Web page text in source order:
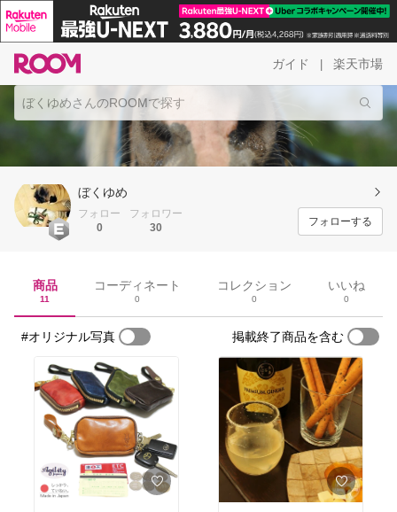
ガイド 楽天市場
ぼくゆめ
フォロー
0
フォロワー
30
フォローする
商品
11
コーディネート
0
コレクション
0
いいね
0
#オリジナル写真 掲載終了商品を含む